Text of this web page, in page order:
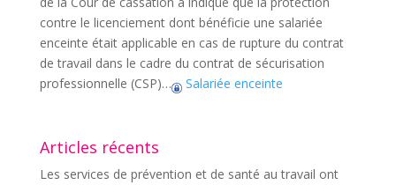
contre le licenciement dont bénéficie une salariée
enceinte était applicable en cas de rupture du contrat
de travail dans le cadre du contrat de sécurisation
professionnelle (CSP)…
Salariée enceinte
Articles récents
Les services de prévention et de santé au travail ont